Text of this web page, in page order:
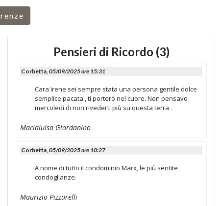
Pensieri di Ricordo (3)
Corbetta,05/09/2025 ore 15:31
Cara Irene sei sempre stata una persona gentile dolce
semplice pacata , ti porterò nel cuore. Non pensavo
mercoledì di non rivederti più su questa terra .
Marialuisa Giordanino
Corbetta,05/09/2025 ore 10:27
A nome di tutto il condominio Marx, le più sentite
condoglianze.
Maurizio Pizzarelli